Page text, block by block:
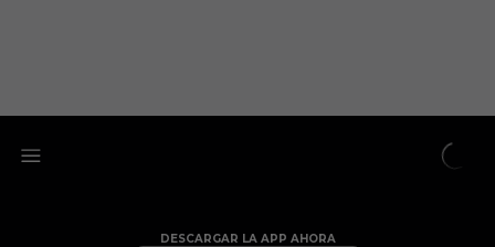
DESCARGAR LA APP AHORA